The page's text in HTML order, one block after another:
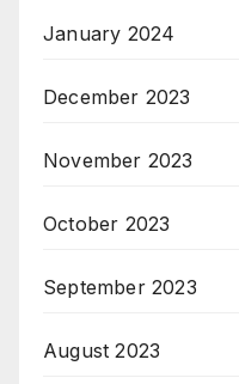
January 2024
December 2023
November 2023
October 2023
September 2023
August 2023